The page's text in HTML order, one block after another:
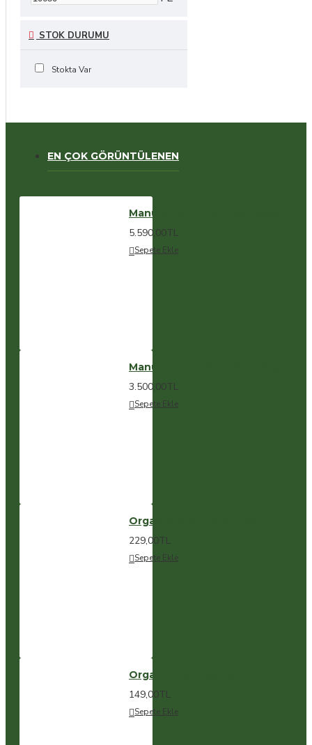
STOK DURUMU
Stokta Var
EN ÇOK GÖRÜNTÜLENEN
Manuka Balı MGO 400+ 250gr
5.590,00TL
Sepete Ekle
Manuka Balı MGO 250+ 250gr
3.500,00TL
Sepete Ekle
Organik Kamu Kamu Tozu
229,00TL
Sepete Ekle
Organik Moringa Tozu
149,00TL
Sepete Ekle